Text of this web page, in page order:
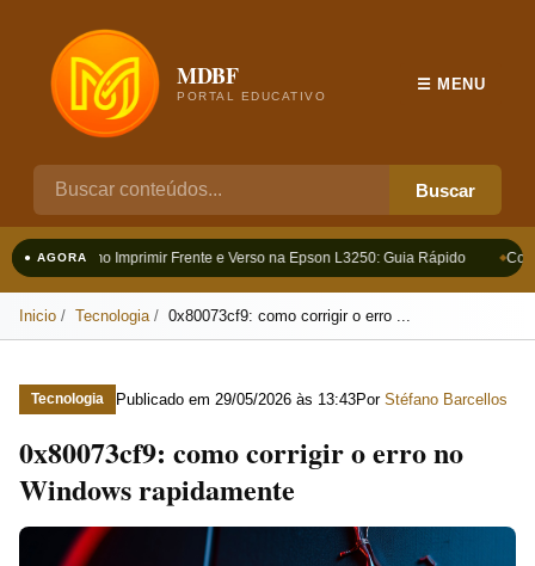
MDBF
PORTAL EDUCATIVO
Buscar
☰ MENU
● AGORAComo Imprimir Frente e Verso na Epson L3250: Guia Rápido
Inicio Tecnologia 0x80073cf9: como corrigir o erro ...
Tecnologia Publicado em 29/05/2026 às 13:43Por Stéfano Barcellos
0x80073cf9: como corrigir o erro no
Windows rapidamente